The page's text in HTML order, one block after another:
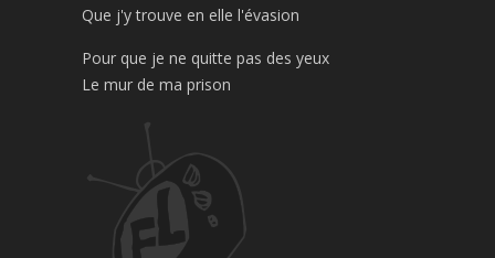
Que j'y trouve en elle l'évasion
Pour que je ne quitte pas des yeux
Le mur de ma prison